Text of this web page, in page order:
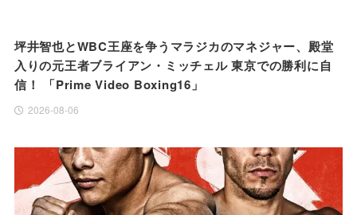
坪井智也とWBC王座を争うマラジカのマネジャー、殿堂
入りの元王者ブライアン・ミッチェル 東京での勝利に自
信！ 「Prime Video Boxing16」
2026-08-06